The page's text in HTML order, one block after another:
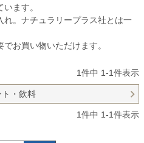
ます。
。ナチュラリープラス社とは一
お買い物いただけます。
1件中 1-1件表示
・飲料
1件中 1-1件表示